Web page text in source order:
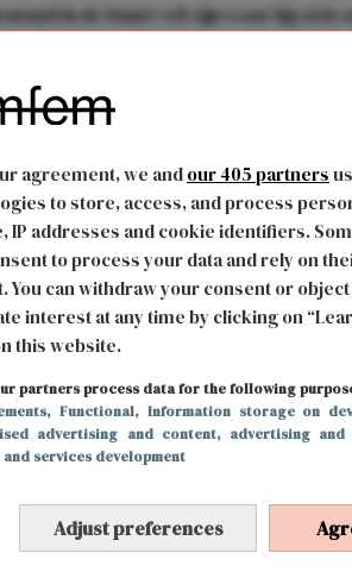
agreement, we andour 405 partners
to store, access, and process
IP addresses and cookie identifiers.
to process your data and rely on
You can withdraw your consent or
interest at any time by clicking on
this website.
partners process data for the following
, Functional, Information storage on
advertising and content, advertising and
services development
Adjust preferences
in de buurt wil zijn waar hij zich
kennende, geldt dit extra hard.
dat moet jij aan hem laten blijken. Zie
het ook klinkt.